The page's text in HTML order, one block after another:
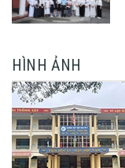
HÌNH ẢNH